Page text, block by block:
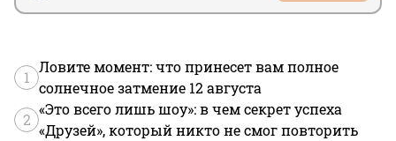
1
Ловите момент: что принесет вам полное
солнечное затмение 12 августа
2
«Это всего лишь шоу»: в чем секрет успеха
«Друзей», который никто не смог повторить